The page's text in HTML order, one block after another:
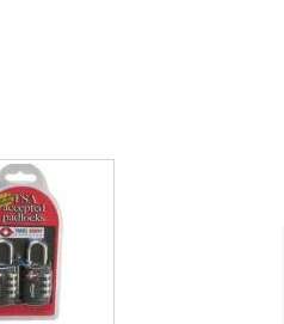
(maleta tipo trolley)